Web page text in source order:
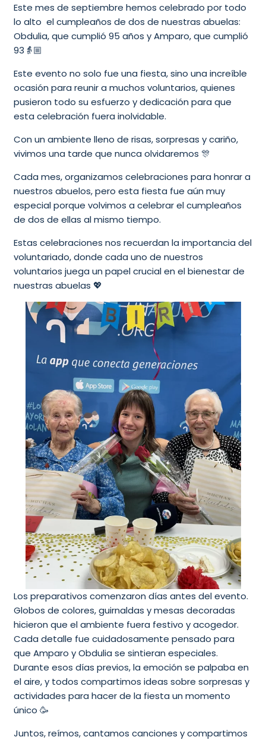
Este mes de septiembre hemos celebrado por todo
lo alto el cumpleaños de dos de nuestras abuelas:
Obdulia, que cumplió 95 años y Amparo, que cumplió
93👵🏼
Este evento no solo fue una fiesta, sino una increíble
ocasión para reunir a muchos voluntarios, quienes
pusieron todo su esfuerzo y dedicación para que
esta celebración fuera inolvidable.
Con un ambiente lleno de risas, sorpresas y cariño,
vivimos una tarde que nunca olvidaremos 🎊
Cada mes, organizamos celebraciones para honrar a
nuestros abuelos, pero esta fiesta fue aún muy
especial porque volvimos a celebrar el cumpleaños
de dos de ellas al mismo tiempo.
Estas celebraciones nos recuerdan la importancia del
voluntariado, donde cada uno de nuestros
voluntarios juega un papel crucial en el bienestar de
nuestras abuelas 💖
Los preparativos comenzaron días antes del evento.
Globos de colores, guirnaldas y mesas decoradas
hicieron que el ambiente fuera festivo y acogedor.
Cada detalle fue cuidadosamente pensado para
que Amparo y Obdulia se sintieran especiales.
Durante esos días previos, la emoción se palpaba en
el aire, y todos compartimos ideas sobre sorpresas y
actividades para hacer de la fiesta un momento
único 🥳
Juntos, reímos, cantamos canciones y compartimos